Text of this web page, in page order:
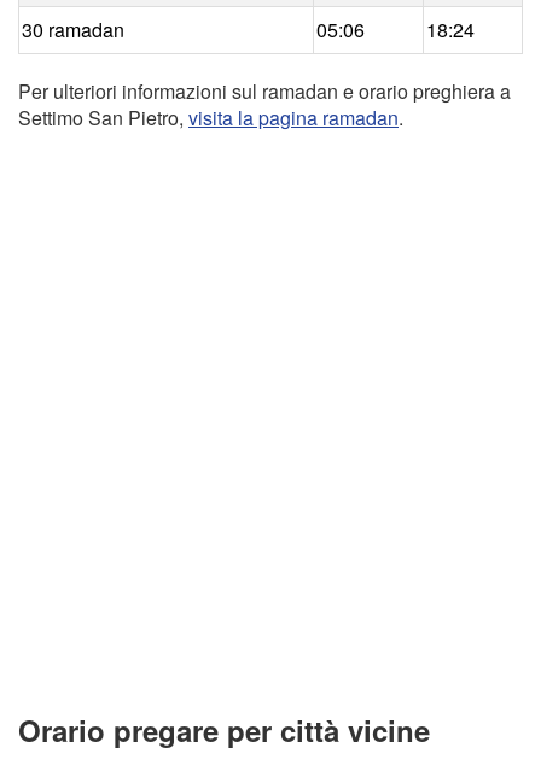
30 ramadan
05:06 18:24
Per ulteriori informazioni sul ramadan e orario preghiera a
Settimo San Pietro, visita la pagina ramadan.
Orario pregare per città vicine